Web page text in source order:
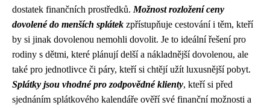
dostatek finančních prostředků. Možnost rozložení ceny
dovolené do menších splátek zpřístupňuje cestování i těm, kteří
by si jinak dovolenou nemohli dovolit. Je to ideální řešení pro
rodiny s dětmi, které plánují delší a nákladnější dovolenou, ale
také pro jednotlivce či páry, kteří si chtějí užít luxusnější pobyt.
Splátky jsou vhodné pro zodpovědné klienty, kteří si před
sjednáním splátkového kalendáře ověří své finanční možnosti a